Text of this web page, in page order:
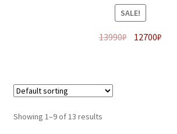
SALE!
13990₽ 12700₽
Showing 1–9 of 13 results